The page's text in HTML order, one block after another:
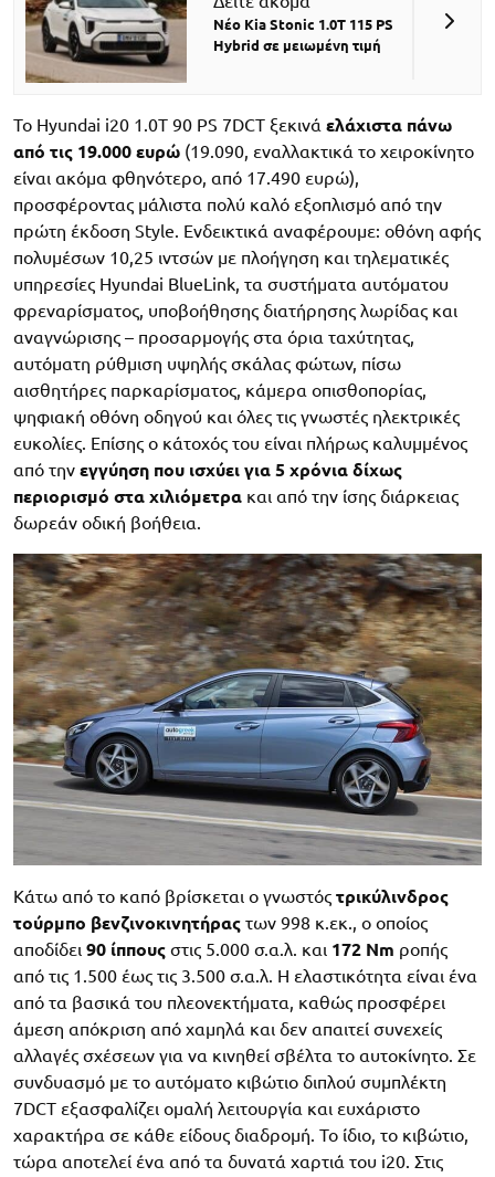
Νέο Kia Stonic 1.0T 115 PS
Hybrid σε μειωμένη τιμή
Το Hyundai i20 1.0T 90 PS 7DCT ξεκινά ελάχιστα πάνω
από τις 19.000 ευρώ (19.090, εναλλακτικά το χειροκίνητο
είναι ακόμα φθηνότερο, από 17.490 ευρώ),
προσφέροντας μάλιστα πολύ καλό εξοπλισμό από την
πρώτη έκδοση Style. Ενδεικτικά αναφέρουμε: οθόνη αφής
πολυμέσων 10,25 ιντσών με πλοήγηση και τηλεματικές
υπηρεσίες Hyundai BlueLink, τα συστήματα αυτόματου
φρεναρίσματος, υποβοήθησης διατήρησης λωρίδας και
αναγνώρισης – προσαρμογής στα όρια ταχύτητας,
αυτόματη ρύθμιση υψηλής σκάλας φώτων, πίσω
αισθητήρες παρκαρίσματος, κάμερα οπισθοπορίας,
ψηφιακή οθόνη οδηγού και όλες τις γνωστές ηλεκτρικές
ευκολίες. Επίσης ο κάτοχός του είναι πλήρως καλυμμένος
από την εγγύηση που ισχύει για 5 χρόνια δίχως
περιορισμό στα χιλιόμετρα και από την ίσης διάρκειας
δωρεάν οδική βοήθεια.
Κάτω από το καπό βρίσκεται ο γνωστός τρικύλινδρος
τούρμπο βενζινοκινητήρας των 998 κ.εκ., ο οποίος
αποδίδει 90 ίππους στις 5.000 σ.α.λ. και 172 Nm ροπής
από τις 1.500 έως τις 3.500 σ.α.λ. Η ελαστικότητα είναι ένα
από τα βασικά του πλεονεκτήματα, καθώς προσφέρει
άμεση απόκριση από χαμηλά και δεν απαιτεί συνεχείς
αλλαγές σχέσεων για να κινηθεί σβέλτα το αυτοκίνητο. Σε
συνδυασμό με το αυτόματο κιβώτιο διπλού συμπλέκτη
7DCT εξασφαλίζει ομαλή λειτουργία και ευχάριστο
χαρακτήρα σε κάθε είδους διαδρομή. Το ίδιο, το κιβώτιο,
τώρα αποτελεί ένα από τα δυνατά χαρτιά του i20. Στις